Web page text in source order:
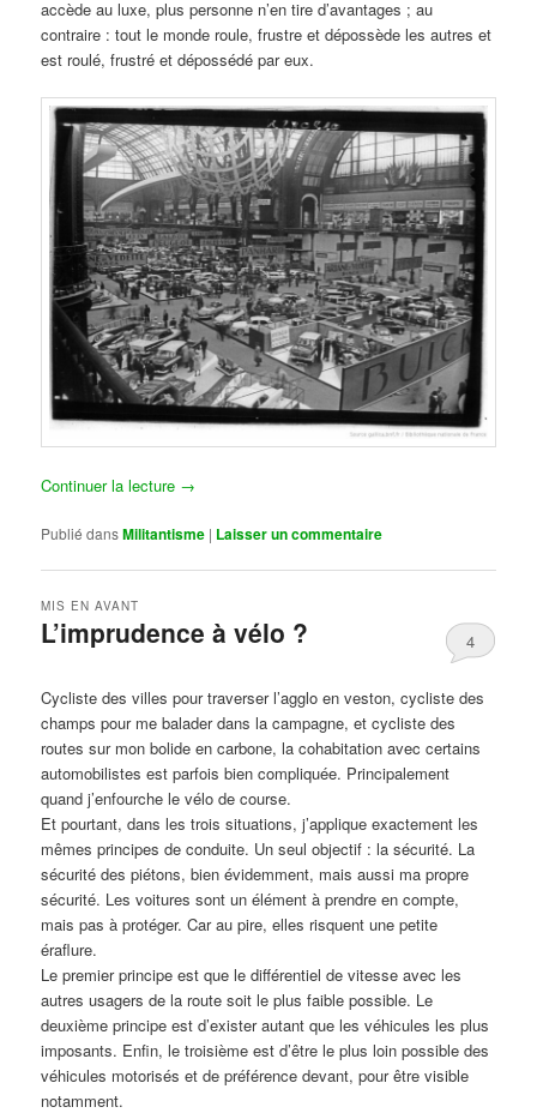
accède au luxe, plus personne n’en tire d’avantages ; au
contraire : tout le monde roule, frustre et dépossède les autres et
est roulé, frustré et dépossédé par eux.
Continuer la lecture →
Publié dansMilitantisme | Laisser un commentaire
L’imprudence à vélo ?
MIS EN AVANT
4
Cycliste des villes pour traverser l’agglo en veston, cycliste des
champs pour me balader dans la campagne, et cycliste des
routes sur mon bolide en carbone, la cohabitation avec certains
automobilistes est parfois bien compliquée. Principalement
quand j’enfourche le vélo de course.
Et pourtant, dans les trois situations, j’applique exactement les
mêmes principes de conduite. Un seul objectif : la sécurité. La
sécurité des piétons, bien évidemment, mais aussi ma propre
sécurité. Les voitures sont un élément à prendre en compte,
mais pas à protéger. Car au pire, elles risquent une petite
éraflure.
Le premier principe est que le différentiel de vitesse avec les
autres usagers de la route soit le plus faible possible. Le
deuxième principe est d’exister autant que les véhicules les plus
imposants. Enfin, le troisième est d’être le plus loin possible des
véhicules motorisés et de préférence devant, pour être visible
notamment.